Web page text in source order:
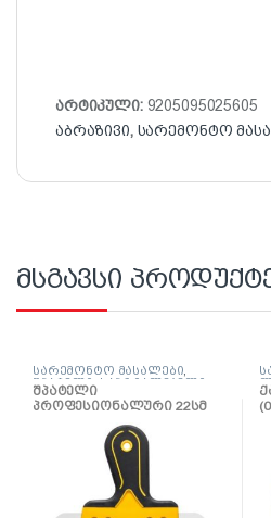
არტიკული: 9205095025605
აბრაზივი, სარემონტო
მსგავსი
სარემონტო მასალები
შპატელი, საპრიალებელი,
ქაფჩა
შპატელი
პროფესიონალური 22სმ
(0820-662204)